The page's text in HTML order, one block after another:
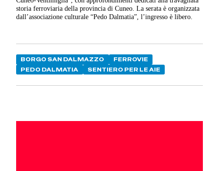
storia ferroviaria della provincia di Cuneo. La serata è organizzata
dall’associazione culturale “Pedo Dalmatia”, l’ingresso è libero.
BORGO SAN DALMAZZO
FERROVIE
PEDO DALMATIA
SENTIERO PER LE AIE